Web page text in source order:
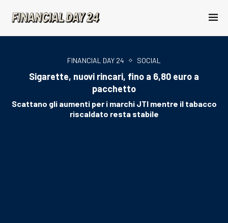
FINANCIAL DAY 24 SOCIAL
Sigarette, nuovi rincari, fino a 6,80 euro a
pacchetto
Scattano gli aumenti per i marchi JTI mentre il tabacco
riscaldato resta stabile